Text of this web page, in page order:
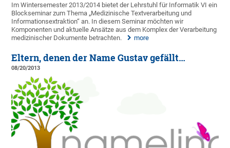
Im Wintersemester 2013/2014 bietet der Lehrstuhl für Informatik VI ein
Blockseminar zum Thema „Medizinische Textverarbeitung und
Informationsextraktion“ an. In diesem Seminar möchten wir
Komponenten und aktuelle Ansätze aus dem Komplex der Verarbeitung
medizinischer Dokumente betrachten.
more
Eltern, denen der Name Gustav gefällt…
08/20/2013